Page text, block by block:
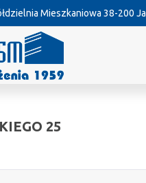
Mieszkaniowa 38-200
25